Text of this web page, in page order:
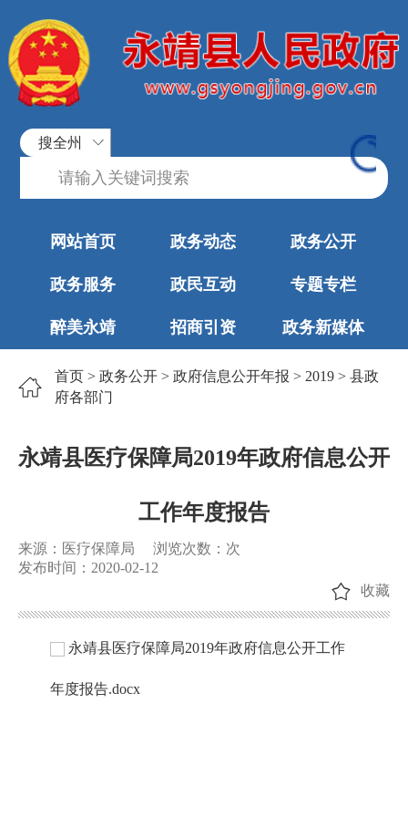
搜全州
网站首页 政务动态 政务公开
政务服务 政民互动 专题专栏
醉美永靖 招商引资 政务新媒体
首页 > 政务公开 > 政府信息公开年报 > 2019 > 县政
府各部门
永靖县医疗保障局2019年政府信息公开
工作年度报告
来源：医疗保障局 浏览次数： 次
发布时间：2020-02-12
收藏
永靖县医疗保障局2019年政府信息公开工作
年度报告.docx